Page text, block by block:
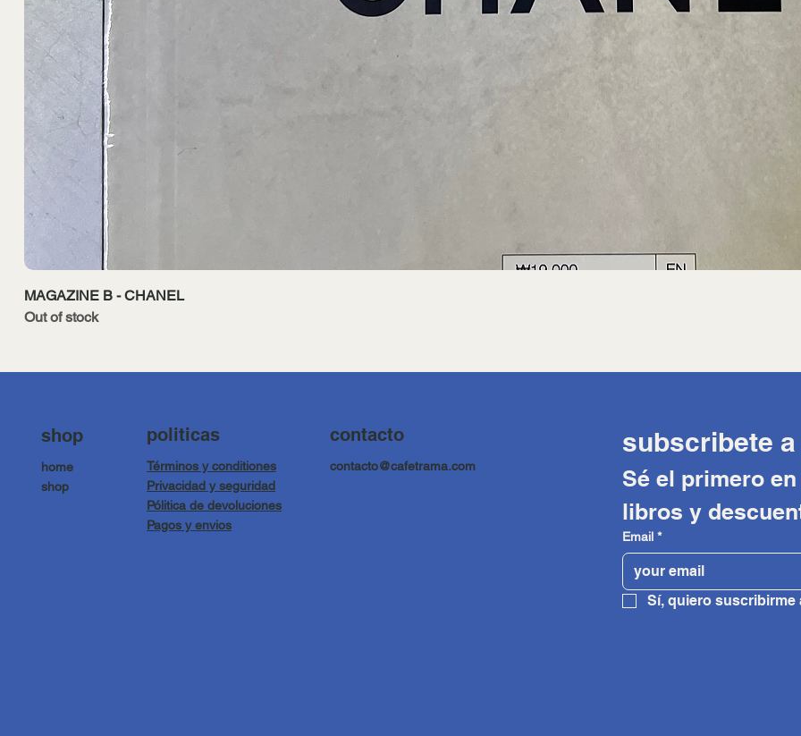
MAGAZINE B - CHANEL
Out of stock
shop
home
shop
politicas
Términos y conditiones
Privacidad y seguridad
Pólitica de devoluciones
Pagos y envios
contacto
contacto@cafetrama.com
subscribete
Sé el primero
libros y
Email *
Sí, quiero suscribirme